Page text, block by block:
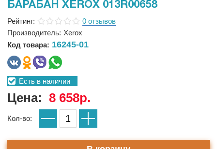
БАРАБАН XEROX 013R00658
Рейтинг:
0 отзывов
Производитель: Xerox
Код товара: 16245-01
Есть в наличии
Цена: 8 658р.
Кол-во: